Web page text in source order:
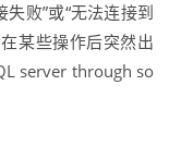
败”或“无法连接到
某些操作后突然出
server through so